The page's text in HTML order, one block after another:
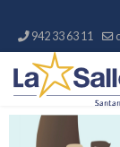
942 33 63 11